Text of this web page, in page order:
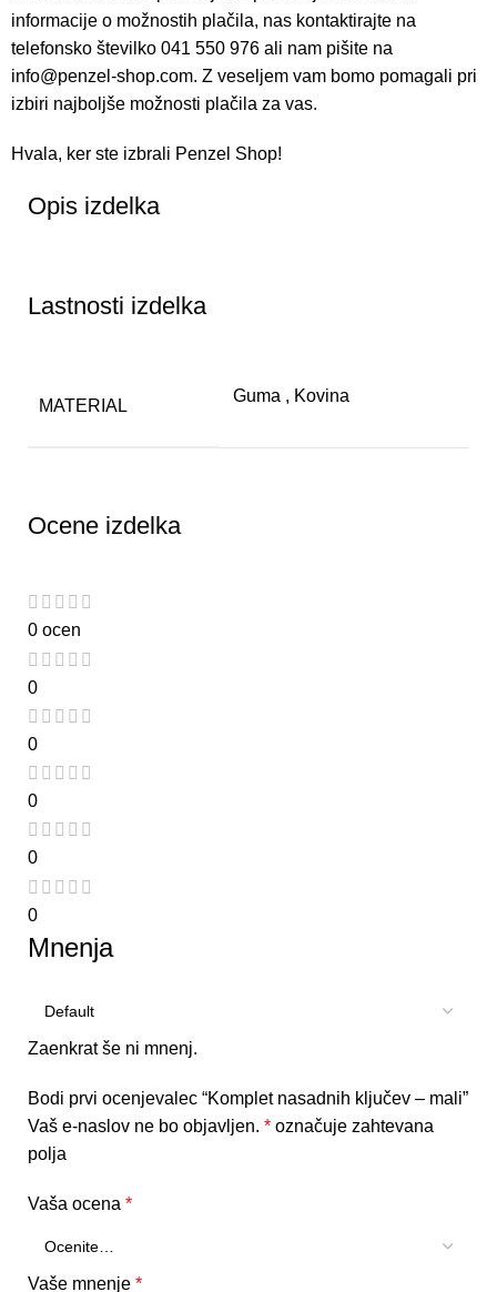
informacije o možnostih plačila, nas kontaktirajte na
telefonsko številko 041 550 976 ali nam pišite na
info@penzel-shop.com. Z veseljem vam bomo pomagali pri
izbiri najboljše možnosti plačila za vas.
Hvala, ker ste izbrali Penzel Shop!
Opis izdelka
Lastnosti izdelka
MATERIAL
Guma , Kovina
Ocene izdelka
0 ocen
0
0
0
0
0
Mnenja
Zaenkrat še ni mnenj.
Bodi prvi ocenjevalec “Komplet nasadnih ključev – mali”
Vaš e-naslov ne bo objavljen. * označuje zahtevana
polja
Vaša ocena *
Vaše mnenje *